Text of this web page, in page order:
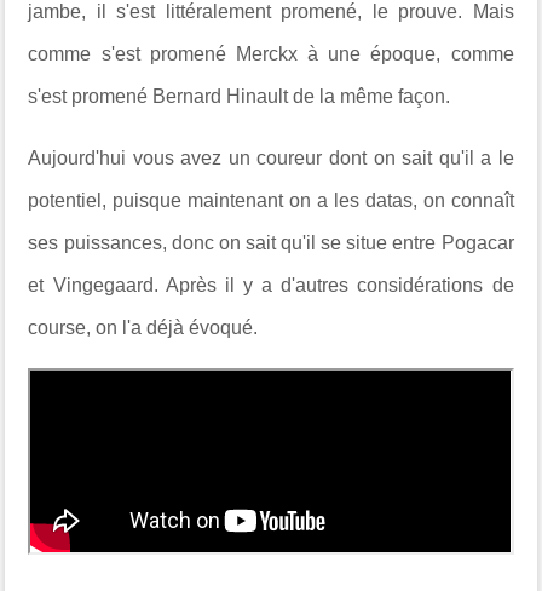
jambe, il s'est littéralement promené, le prouve. Mais
comme s'est promené Merckx à une époque, comme
s'est promené Bernard Hinault de la même façon.
Aujourd'hui vous avez un coureur dont on sait qu'il a le
potentiel, puisque maintenant on a les datas, on connaît
ses puissances, donc on sait qu'il se situe entre Pogacar
et Vingegaard. Après il y a d'autres considérations de
course, on l'a déjà évoqué.